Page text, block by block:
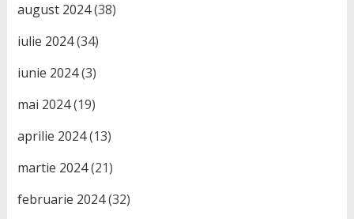
august 2024(38)
iulie 2024(34)
iunie 2024(3)
mai 2024(19)
aprilie 2024(13)
martie 2024(21)
februarie 2024(32)